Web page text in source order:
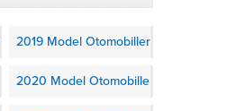
2019 Model Otomobiller
2020 Model Otomobiller